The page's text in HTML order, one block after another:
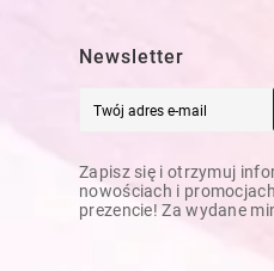
Newsletter
Zapisz się i otrzymuj
nowościach i
prezencie! Za wydane